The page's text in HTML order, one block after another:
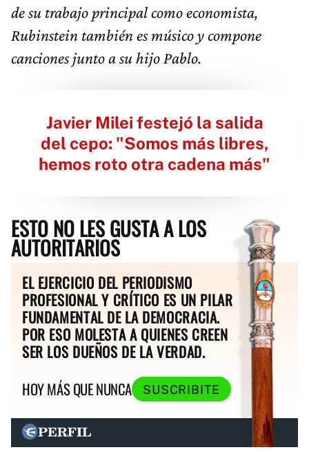
de su trabajo principal como economista,
Rubinstein también es músico y compone
canciones junto a su hijo Pablo.
Javier Milei festejó la salida
del cepo: "Somos más libres,
hemos roto otra cadena más"
ESTO NO LES GUSTA A LOS
AUTORITARIOS
EL EJERCICIO DEL PERIODISMO
PROFESIONAL Y CRÍTICO ES UN PILAR
FUNDAMENTAL DE LA DEMOCRACIA.
POR ESO MOLESTA A QUIENES CREEN
SER LOS DUEÑOS DE LA VERDAD.
HOY MÁS QUE NUNCA
SUSCRIBITE